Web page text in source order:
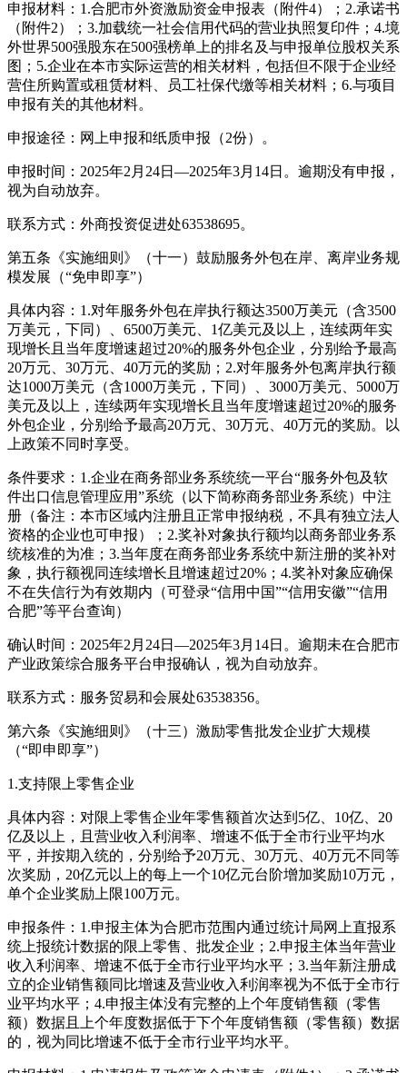
申报材料：1.合肥市外资激励资金申报表（附件4）；2.承诺书
（附件2）；3.加载统一社会信用代码的营业执照复印件；4.境
外世界500强股东在500强榜单上的排名及与申报单位股权关系
图；5.企业在本市实际运营的相关材料，包括但不限于企业经
营住所购置或租赁材料、员工社保代缴等相关材料；6.与项目
申报有关的其他材料。
申报途径：网上申报和纸质申报（2份）。
申报时间：2025年2月24日—2025年3月14日。逾期没有申报，
视为自动放弃。
联系方式：外商投资促进处63538695。
第五条《实施细则》（十一）鼓励服务外包在岸、离岸业务规
模发展（“免申即享”）
具体内容：1.对年服务外包在岸执行额达3500万美元（含3500
万美元，下同）、6500万美元、1亿美元及以上，连续两年实
现增长且当年度增速超过20%的服务外包企业，分别给予最高
20万元、30万元、40万元的奖励；2.对年服务外包离岸执行额
达1000万美元（含1000万美元，下同）、3000万美元、5000万
美元及以上，连续两年实现增长且当年度增速超过20%的服务
外包企业，分别给予最高20万元、30万元、40万元的奖励。以
上政策不同时享受。
条件要求：1.企业在商务部业务系统统一平台“服务外包及软
件出口信息管理应用”系统（以下简称商务部业务系统）中注
册（备注：本市区域内注册且正常申报纳税，不具有独立法人
资格的企业也可申报）；2.奖补对象执行额均以商务部业务系
统核准的为准；3.当年度在商务部业务系统中新注册的奖补对
象，执行额视同连续增长且增速超过20%；4.奖补对象应确保
不在失信行为有效期内（可登录“信用中国”“信用安徽”“信用
合肥”等平台查询）
确认时间：2025年2月24日—2025年3月14日。逾期未在合肥市
产业政策综合服务平台申报确认，视为自动放弃。
联系方式：服务贸易和会展处63538356。
第六条《实施细则》（十三）激励零售批发企业扩大规模
（“即申即享”）
1.支持限上零售企业
具体内容：对限上零售企业年零售额首次达到5亿、10亿、20
亿及以上，且营业收入利润率、增速不低于全市行业平均水
平，并按期入统的，分别给予20万元、30万元、40万元不同等
次奖励，20亿元以上的每上一个10亿元台阶增加奖励10万元，
单个企业奖励上限100万元。
申报条件：1.申报主体为合肥市范围内通过统计局网上直报系
统上报统计数据的限上零售、批发企业；2.申报主体当年营业
收入利润率、增速不低于全市行业平均水平；3.当年新注册成
立的企业销售额同比增速及营业收入利润率视为不低于全市行
业平均水平；4.申报主体没有完整的上个年度销售额（零售
额）数据且上个年度数据低于下个年度销售额（零售额）数据
的，视为同比增速不低于全市行业平均水平。